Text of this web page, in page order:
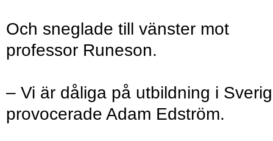
Och sneglade till vänster mot
professor Runeson.
– Vi är dåliga på utbildning i
provocerade Adam Edström.